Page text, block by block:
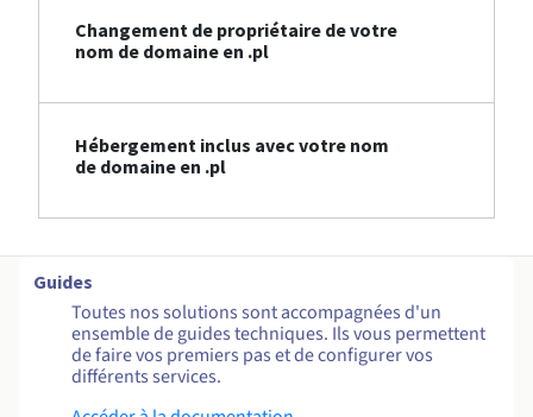
Changement de propriétaire de votre
nom de domaine en .pl
Hébergement inclus avec votre nom
de domaine en .pl
Guides
Toutes nos solutions sont accompagnées d'un
ensemble de guides techniques. Ils vous permettent
de faire vos premiers pas et de configurer vos
différents services.